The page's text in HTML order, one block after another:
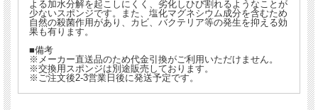
よる加水分解を起こしにくく、劣化しひび割れるようなことが
少ないスポンジです。また、塩化マグネシウム成分を含むため
自然の殺菌作用があり、カビ、バクテリア等の発生を抑える効
果も有ります。
■備考
※メーカー直送品のため代金引換がご利用いただけません。
※交換用スポンジは別途販売しております。
※ご注文後2-3営業日後に発送予定です。